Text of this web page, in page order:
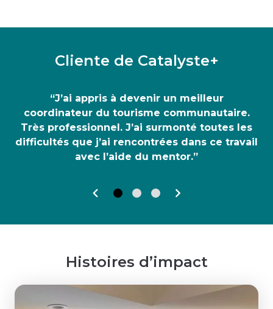
Cliente de Catalyste+
“J’ai appris à devenir un meilleur
coordinateur du tourisme communautaire.
Très professionnel. J’ai surmonté toutes les
difficultés que j’ai rencontrées dans ce travail
avec l’aide du mentor.”
Histoires d’impact